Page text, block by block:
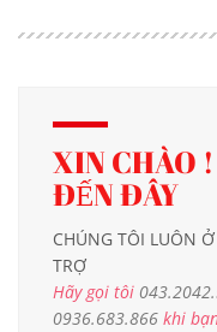
XIN CHÀO
ĐẾN ĐÂY
CHÚNG TÔI LUÔN
TRỢ
Hãy gọi tôi
0936.683.866 khi